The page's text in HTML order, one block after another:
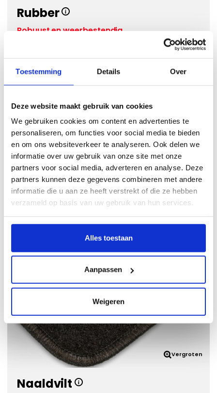
Toestemming Details Over
Deze website maakt gebruik van cookies
We gebruiken cookies om content en advertenties te
personaliseren, om functies voor social media te bieden
en om ons websiteverkeer te analyseren. Ook delen we
informatie over uw gebruik van onze site met onze
partners voor social media, adverteren en analyse. Deze
partners kunnen deze gegevens combineren met andere
informatie die u aan ze heeft verstrekt of die ze hebben
verzameld op basis van uw gebruik van hun services.
Alles toestaan
Aanpassen
Weigeren
Rubber
Robuust en weerbestendig
Eigenschappen:
Matdikte
8mm
Onderkant
Antislip +++
Kwaliteit
Kies een kleur
Vergroten
Naaldvilt